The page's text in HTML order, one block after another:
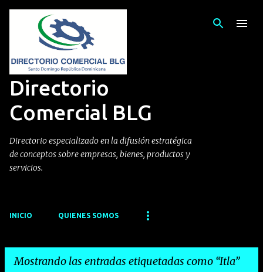
Directorio
Comercial BLG
Directorio especializado en la difusión estratégica
de conceptos sobre empresas, bienes, productos y
servicios.
INICIO QUIENES SOMOS
Mostrando las entradas etiquetadas como Itla